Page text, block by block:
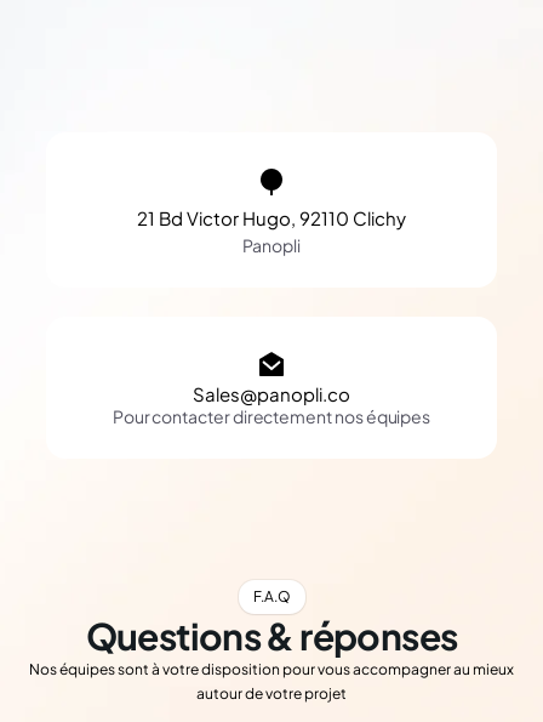
21 Bd Victor Hugo, 92110 Clichy
Panopli
Sales@panopli.co
Pour contacter directement nos équipes
F.A.Q
Questions & réponses
Nos équipes sont à votre disposition pour vous accompagner au mieux
autour de votre projet